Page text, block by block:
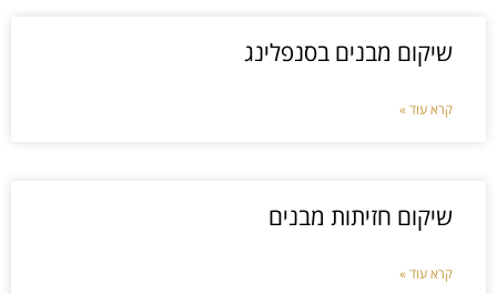
שיקום מבנים בסנפלינג
קרא עוד »
שיקום חזיתות מבנים
קרא עוד »